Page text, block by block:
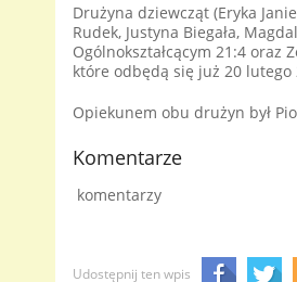
Drużyna dziewcząt (Eryka
Rudek, Justyna Biegała,
Ogólnokształcącym 21:4 oraz
które odbędą się już 20 lutego
Opiekunem obu drużyn był
Komentarze
komentarzy
Udostępnij ten wpis